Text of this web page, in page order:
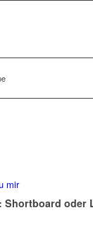
Shortboard oder